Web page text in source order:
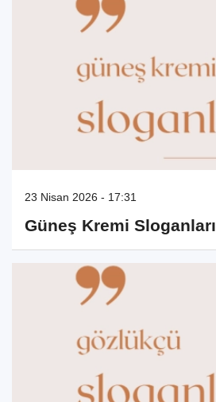
23 Nisan 2026 - 17:31
Güneş Kremi Sloganları